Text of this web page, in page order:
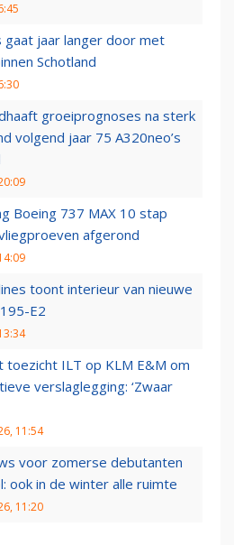
gaat jaar langer door met
Schotland
groeiprognoses na sterk
volgend jaar 75 A320neo’s
Boeing 737 MAX 10 stap
afgerond
toont interieur van nieuwe
E2
toezicht ILT op KLM E&M om
verslaglegging: ‘Zwaar
11:54
voor zomerse debutanten
ook in de winter alle ruimte
11:20